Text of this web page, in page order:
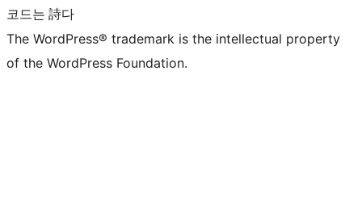
코드는 詩다
The WordPress® trademark is the intellectual property
of the WordPress Foundation.